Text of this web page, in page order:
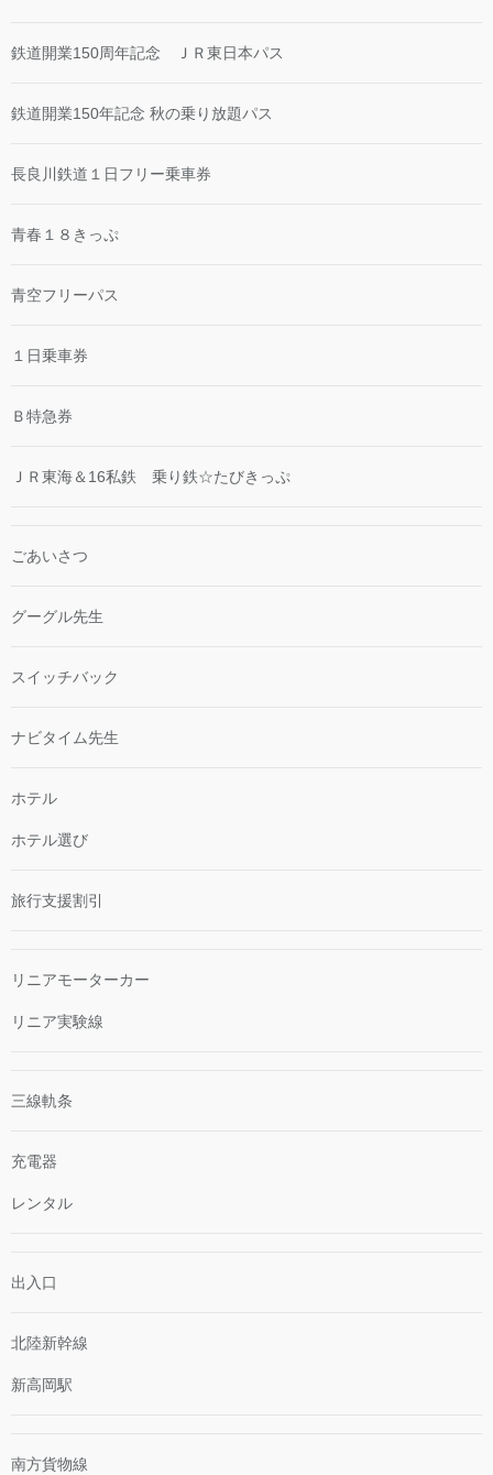
鉄道開業150周年記念 ＪＲ東日本パス
鉄道開業150年記念 秋の乗り放題パス
長良川鉄道１日フリー乗車券
青春１８きっぷ
青空フリーパス
１日乗車券
Ｂ特急券
ＪＲ東海＆16私鉄 乗り鉄☆たびきっぷ
ごあいさつ
グーグル先生
スイッチバック
ナビタイム先生
ホテル
ホテル選び
旅行支援割引
リニアモーターカー
リニア実験線
三線軌条
充電器
レンタル
出入口
北陸新幹線
新高岡駅
南方貨物線